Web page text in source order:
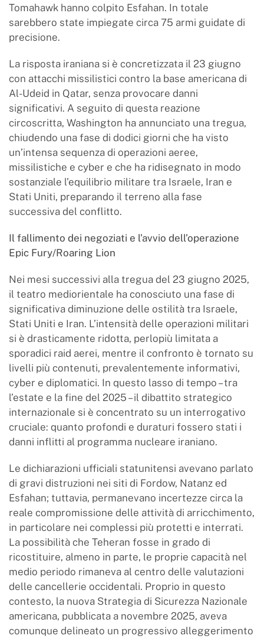
Tomahawk hanno colpito Esfahan. In totale
sarebbero state impiegate circa 75 armi guidate di
precisione.
La risposta iraniana si è concretizzata il 23 giugno
con attacchi missilistici contro la base americana di
Al-Udeid in Qatar, senza provocare danni
significativi. A seguito di questa reazione
circoscritta, Washington ha annunciato una tregua,
chiudendo una fase di dodici giorni che ha visto
un’intensa sequenza di operazioni aeree,
missilistiche e cyber e che ha ridisegnato in modo
sostanziale l’equilibrio militare tra Israele, Iran e
Stati Uniti, preparando il terreno alla fase
successiva del conflitto.
Il fallimento dei negoziati e l’avvio dell’operazione
Epic Fury/Roaring Lion
Nei mesi successivi alla tregua del 23 giugno 2025,
il teatro mediorientale ha conosciuto una fase di
significativa diminuzione delle ostilità tra Israele,
Stati Uniti e Iran. L’intensità delle operazioni militari
si è drasticamente ridotta, perlopiù limitata a
sporadici raid aerei, mentre il confronto è tornato su
livelli più contenuti, prevalentemente informativi,
cyber e diplomatici. In questo lasso di tempo – tra
l’estate e la fine del 2025 – il dibattito strategico
internazionale si è concentrato su un interrogativo
cruciale: quanto profondi e duraturi fossero stati i
danni inflitti al programma nucleare iraniano.
Le dichiarazioni ufficiali statunitensi avevano parlato
di gravi distruzioni nei siti di Fordow, Natanz ed
Esfahan; tuttavia, permanevano incertezze circa la
reale compromissione delle attività di arricchimento,
in particolare nei complessi più protetti e interrati.
La possibilità che Teheran fosse in grado di
ricostituire, almeno in parte, le proprie capacità nel
medio periodo rimaneva al centro delle valutazioni
delle cancellerie occidentali. Proprio in questo
contesto, la nuova Strategia di Sicurezza Nazionale
americana, pubblicata a novembre 2025, aveva
comunque delineato un progressivo alleggerimento